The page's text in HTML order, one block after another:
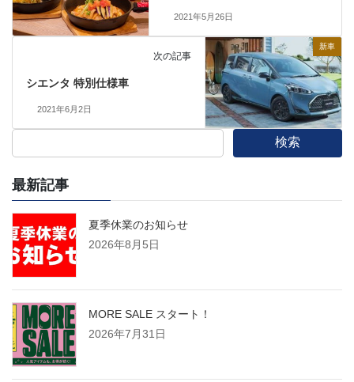
2021年5月26日
新車
次の記事
シエンタ 特別仕様車
2021年6月2日
検索
最新記事
夏季休業のお知らせ
2026年8月5日
MORE SALE スタート！
2026年7月31日